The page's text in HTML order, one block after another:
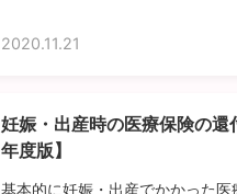
2020.11.21
妊娠・出産時の医療保険の
年度版】
基本的に妊娠・出産でかかった